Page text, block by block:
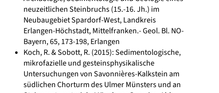
neuzeitlichen Steinbruchs (15.-16. Jh.) im
Neubaugebiet Spardorf-West, Landkreis
Erlangen-Höchstadt, Mittelfranken.- Geol. Bl. NO-
Bayern, 65, 173-198, Erlangen
Koch, R. & Sobott, R. (2015): Sedimentologische,
mikrofazielle und gesteinsphysikalische
Untersuchungen von Savonnières-Kalkstein am
südlichen Chorturm des Ulmer Münsters und an